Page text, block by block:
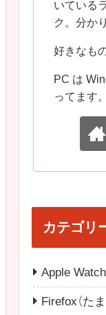
いている
ク。分か
好きなも
PC は
ってます。
カテゴリ
Apple Watch
Firefox（た